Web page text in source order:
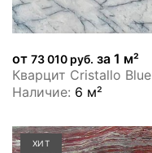
от 73 010 руб. за 1 м²
Кварцит Cristallo Blue
Наличие: 6 м²
ХИТ